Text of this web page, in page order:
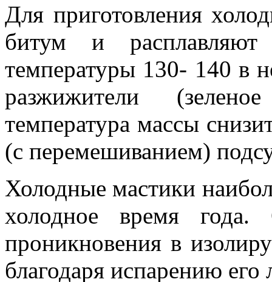
Для приготовления
битум и
температуры 130- 140 в
разжижители
температура массы
(с перемешиванием)
Холодные мастики
холодное время года.
проникновения в
благодаря испарению